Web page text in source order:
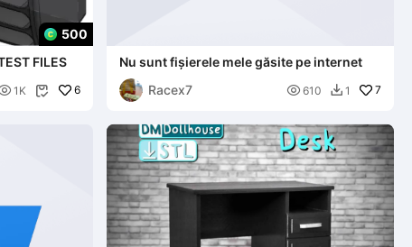
500
FILES
1K  6
Nu sunt fișierele mele găsite pe internet
Racex7
 610  1 7